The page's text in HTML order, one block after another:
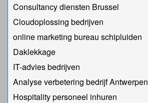
Consultancy diensten Brussel
Cloudoplossing bedrijven
online marketing bureau schipluiden
Daklekkage
IT-advies bedrijven
Analyse verbetering bedrijf Antwerpen
Hospitality personeel inhuren